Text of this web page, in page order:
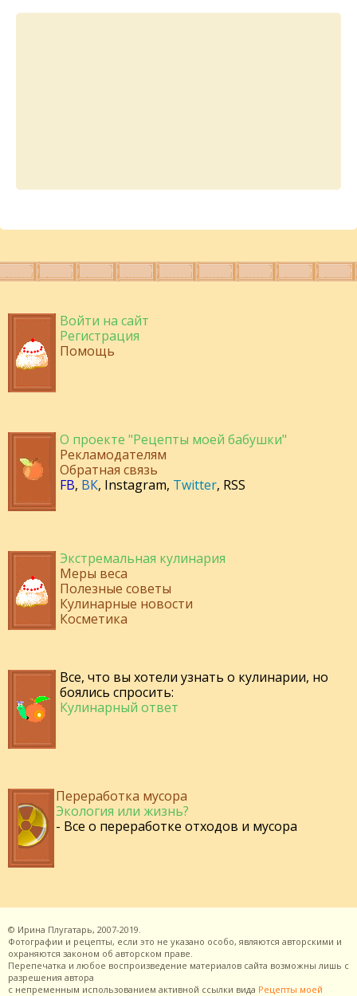
Войти на сайт
Регистрация
Помощь
О проекте "Рецепты моей бабушки"
Рекламодателям
Обратная связь
FB, ВК, Instagram, Twitter, RSS
Экстремальная кулинария
Меры веса
Полезные советы
Кулинарные новости
Косметика
Все, что вы хотели узнать о кулинарии, но
боялись спросить:
Кулинарный ответ
Переработка мусора
Экология или жизнь?
- Все о переработке отходов и мусора
© Ирина Плугатарь, 2007-2019.
Фотографии и рецепты, если это не указано особо, являются авторскими и
охраняются законом об авторском праве.
Перепечатка и любое воспроизведение материалов сайта возможны лишь с
разрешения автора
с непременным использованием активной ссылки вида Рецепты моей